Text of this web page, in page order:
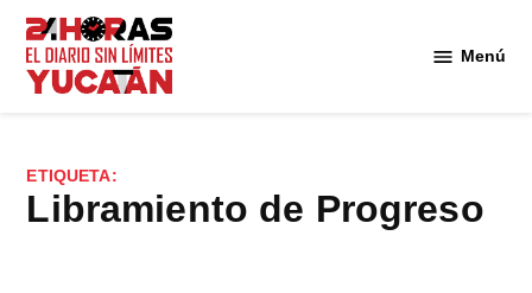
Saltar
contenido
Menú
ETIQUETA:
libramiento de Progreso